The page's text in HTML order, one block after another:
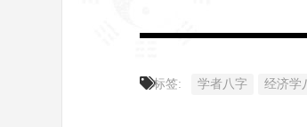
标签: 学者八字 经济学